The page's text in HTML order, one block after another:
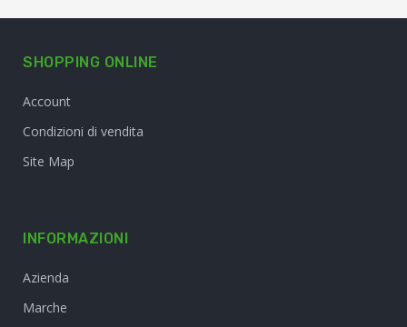
SHOPPING ONLINE
Account
Condizioni di vendita
Site Map
INFORMAZIONI
Azienda
Marche